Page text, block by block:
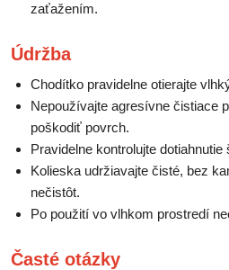
zaťažením.
Údržba
Chodítko pravidelne otierajte
Nepoužívajte agresívne čistiace
poškodiť povrch.
Pravidelne kontrolujte
Kolieska udržiavajte čisté, bez
nečistôt.
Po použití vo vlhkom prostredí
Časté otázky